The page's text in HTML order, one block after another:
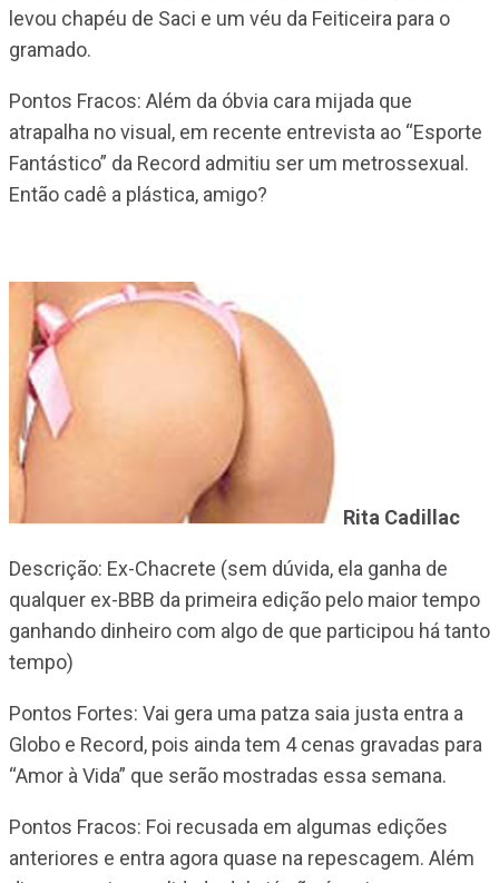
levou chapéu de Saci e um véu da Feiticeira para o
gramado.
Pontos Fracos: Além da óbvia cara mijada que
atrapalha no visual, em recente entrevista ao “Esporte
Fantástico” da Record admitiu ser um metrossexual.
Então cadê a plástica, amigo?
Rita Cadillac
Descrição: Ex-Chacrete (sem dúvida, ela ganha de
qualquer ex-BBB da primeira edição pelo maior tempo
ganhando dinheiro com algo de que participou há tanto
tempo)
Pontos Fortes: Vai gera uma patza saia justa entra a
Globo e Record, pois ainda tem 4 cenas gravadas para
“Amor à Vida” que serão mostradas essa semana.
Pontos Fracos: Foi recusada em algumas edições
anteriores e entra agora quase na repescagem. Além